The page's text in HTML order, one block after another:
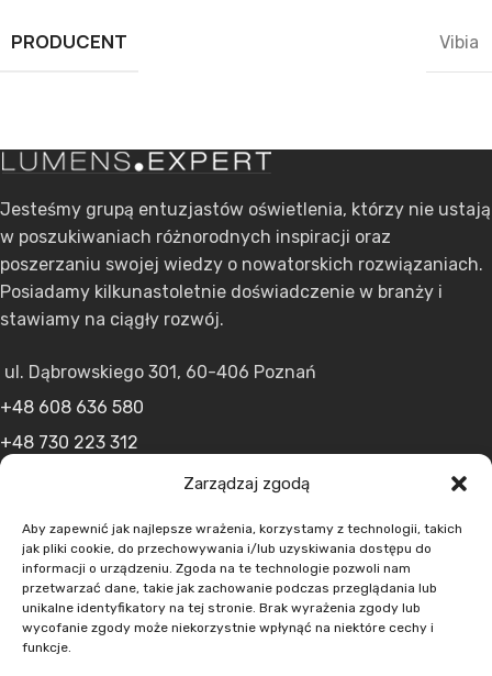
Zarządzaj zgodą
Aby zapewnić jak najlepsze wrażenia, korzystamy z technologii, takich
jak pliki cookie, do przechowywania i/lub uzyskiwania dostępu do
informacji o urządzeniu. Zgoda na te technologie pozwoli nam
przetwarzać dane, takie jak zachowanie podczas przeglądania lub
unikalne identyfikatory na tej stronie. Brak wyrażenia zgody lub
wycofanie zgody może niekorzystnie wpłynąć na niektóre cechy i
funkcje.
PRODUCENT Vibia
Jesteśmy grupą entuzjastów oświetlenia, którzy nie ustają
w poszukiwaniach różnorodnych inspiracji oraz
poszerzaniu swojej wiedzy o nowatorskich rozwiązaniach.
Posiadamy kilkunastoletnie doświadczenie w branży i
stawiamy na ciągły rozwój.
ul. Dąbrowskiego 301, 60-406 Poznań
+48 608 636 580
+48 730 223 312
MENU